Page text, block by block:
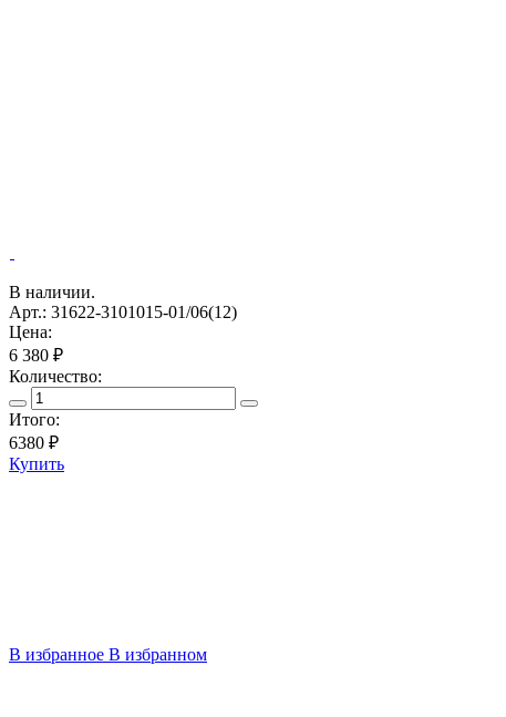
В наличии.
Арт.: 31622-3101015-01/06(12)
Цена:
6 380 ₽
Количество:
Итого:
6380 ₽
Купить
В избранное В избранном